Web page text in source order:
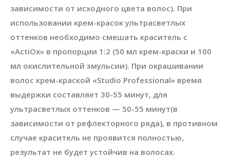
зависимости от исходного цвета волос). При
использовании крем-красок ультрасветлых
оттенков необходимо смешать краситель с
«ActiOx» в пропорции 1:2 (50 мл крем-краски и 100
мл окислительной эмульсии). При окрашивании
волос крем-краской «Studio Professional» время
выдержки составляет 30-55 минут, для
ультрасветлых оттенков — 50-55 минут(в
зависимости от рефлекторного ряда), в противном
случае краситель не проявится полностью,
результат не будет устойчив на волосах.